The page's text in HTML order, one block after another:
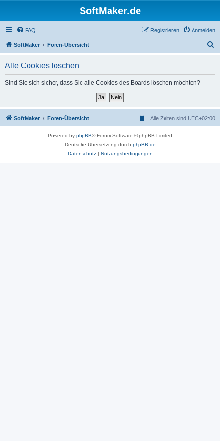
SoftMaker.de
FAQ Anmelden
Registrieren
SoftMaker Foren-Übersicht
Alle Cookies löschen
Sind Sie sich sicher, dass Sie alle Cookies des Boards löschen möchten?
SoftMaker Foren-Übersicht Alle Zeiten sind UTC+02:00
Powered by phpBB® Forum Software © phpBB Limited
Deutsche Übersetzung durch phpBB.de
Datenschutz| Nutzungsbedingungen